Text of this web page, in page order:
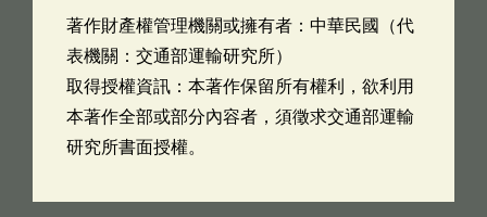
著作財產權管理機關或擁有者：中華民國（代
表機關：交通部運輸研究所）
取得授權資訊：本著作保留所有權利，欲利用
本著作全部或部分內容者，須徵求交通部運輸
研究所書面授權。